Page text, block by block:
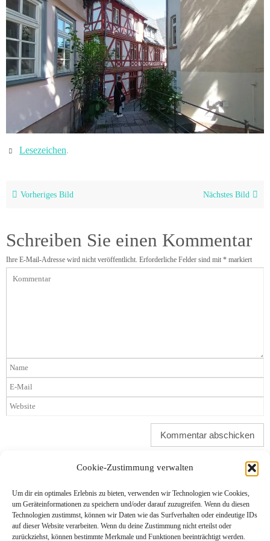
Cookie-Zustimmung verwalten
Um dir ein optimales Erlebnis zu bieten, verwenden wir Technologien wie Cookies,
um Geräteinformationen zu speichern und/oder darauf zuzugreifen. Wenn du diesen
Technologien zustimmst, können wir Daten wie das Surfverhalten oder eindeutige IDs
auf dieser Website verarbeiten. Wenn du deine Zustimmung nicht erteilst oder
zurückziehst, können bestimmte Merkmale und Funktionen beeinträchtigt werden.
Lesezeichen.
Vorheriges Bild Nächstes Bild
Schreiben Sie einen Kommentar
Ihre E-Mail-Adresse wird nicht veröffentlicht. Erforderliche Felder sind mit * markiert
Soziale Netzwerke
Mastodon